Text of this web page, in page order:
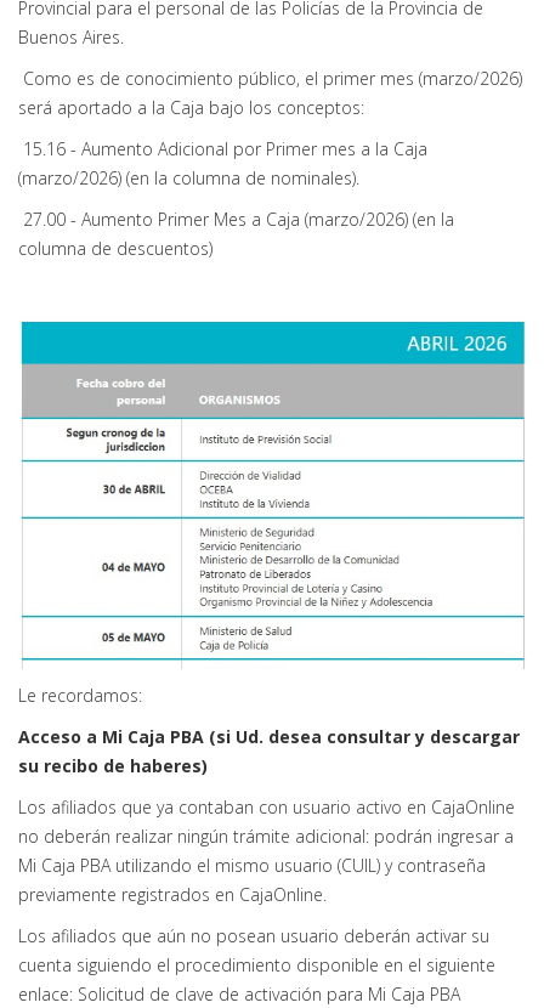
Provincial para el personal de las Policías de la Provincia de
Buenos Aires.
Como es de conocimiento público, el primer mes (marzo/2026)
será aportado a la Caja bajo los conceptos:
15.16 - Aumento Adicional por Primer mes a la Caja
(marzo/2026) (en la columna de nominales).
27.00 - Aumento Primer Mes a Caja (marzo/2026) (en la
columna de descuentos)
Le recordamos:
Acceso a Mi Caja PBA (si Ud. desea consultar y descargar
su recibo de haberes)
Los afiliados que ya contaban con usuario activo en CajaOnline
no deberán realizar ningún trámite adicional: podrán ingresar a
Mi Caja PBA utilizando el mismo usuario (CUIL) y contraseña
previamente registrados en CajaOnline.
Los afiliados que aún no posean usuario deberán activar su
cuenta siguiendo el procedimiento disponible en el siguiente
enlace: Solicitud de clave de activación para Mi Caja PBA